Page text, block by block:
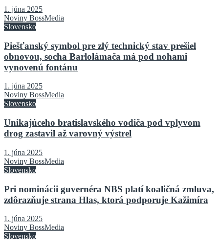
1. júna 2025
Noviny BossMedia
Slovensko
Piešťanský symbol pre zlý technický stav prešiel
obnovou, socha Barlolámača má pod nohami
vynovenú fontánu
1. júna 2025
Noviny BossMedia
Slovensko
Unikajúceho bratislavského vodiča pod vplyvom
drog zastavil až varovný výstrel
1. júna 2025
Noviny BossMedia
Slovensko
Pri nominácii guvernéra NBS platí koaličná zmluva,
zdôrazňuje strana Hlas, ktorá podporuje Kažimíra
1. júna 2025
Noviny BossMedia
Slovensko